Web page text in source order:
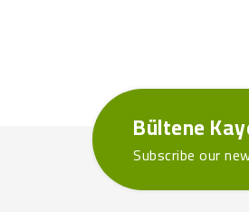
Bültene
Subscribe our